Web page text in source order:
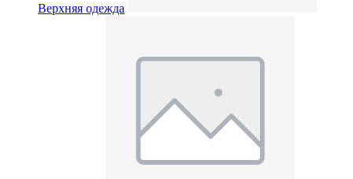
Верхняя одежда